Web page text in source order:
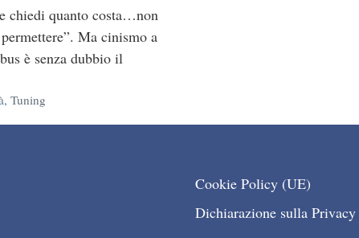
chiedi quanto costa…non
Ma cinismo a
è senza dubbio il
,Tuning
Cookie Policy (UE)
Dichiarazione sulla